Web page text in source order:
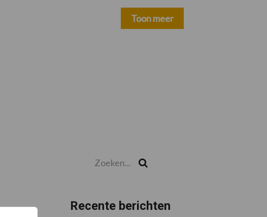
drie nieuwe landen
Toon meer
Recente berichten